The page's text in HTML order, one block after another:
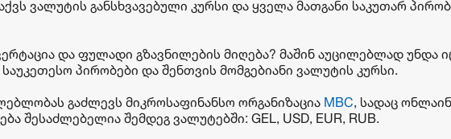
ვალუტის განსხვავებული კურსი და ყველა მათგანი საკუთარ
და ფულადი გზავნილების მიღება? მაშინ აუცილებლად უნდა
პირობები და შენთვის მომგებიანი ვალუტის კურსი.
გაძლევს მიკროსაფინანსო ორგანიზაცია MBC, სადაც ონლაინ
შესაძლებელია შემდეგ ვალუტებში: GEL, USD, EUR, RUB.